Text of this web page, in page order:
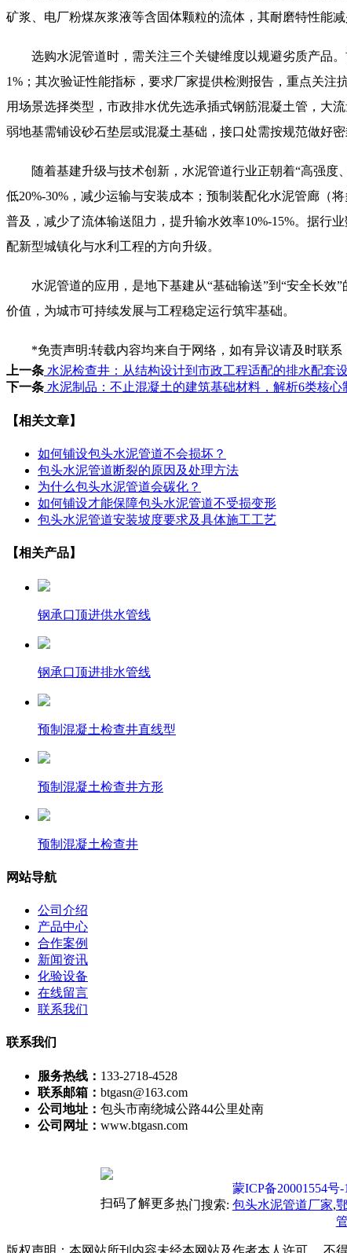
矿浆、电厂粉煤灰浆液等含固体颗粒的流体，其耐磨特性能
选购水泥管道时，需关注三个关键维度以规避劣质产品。
1%；其次验证性能指标，要求厂家提供检测报告，重点关
用场景选择类型，市政排水优先选承插式钢筋混凝土管，大
弱地基需铺设砂石垫层或混凝土基础，接口处需按规范做好
随着基建升级与技术创新，水泥管道行业正朝着“高强度
低20%-30%，减少运输与安装成本；预制装配化水泥管廊（
普及，减少了流体输送阻力，提升输水效率10%-15%。据行
配新型城镇化与水利工程的方向升级。
水泥管道的应用，是地下基建从“基础输送”到“安全长效”
价值，为城市可持续发展与工程稳定运行筑牢基础。
*免责声明:转载内容均来自于网络，如有异议请及时联系
上一条 水泥检查井：从结构设计到市政工程适配的排水配套
下一条 水泥制品：不止混凝土的建筑基础材料，解析6类核心
【相关文章】
如何铺设包头水泥管道不会损坏？
包头水泥管道断裂的原因及处理方法
为什么包头水泥管道会碳化？
如何铺设才能保障包头水泥管道不受损变形
包头水泥管道安装坡度要求及具体施工工艺
【相关产品】
钢承口顶进供水管线
钢承口顶进排水管线
预制混凝土检查井直线型
预制混凝土检查井方形
预制混凝土检查井
网站导航
公司介绍
产品中心
合作案例
新闻资讯
化验设备
在线留言
联系我们
联系我们
服务热线： 133-2718-4528
联系邮箱： btgasn@163.com
公司地址： 包头市南绕城公路44公里处南
公司网址： www.btgasn.com
扫码了解更多
蒙ICP备20001554号-1
热门搜索: 包头水泥管道厂家,
管
版权声明：本网站所刊内容未经本网站及作者本人许可，